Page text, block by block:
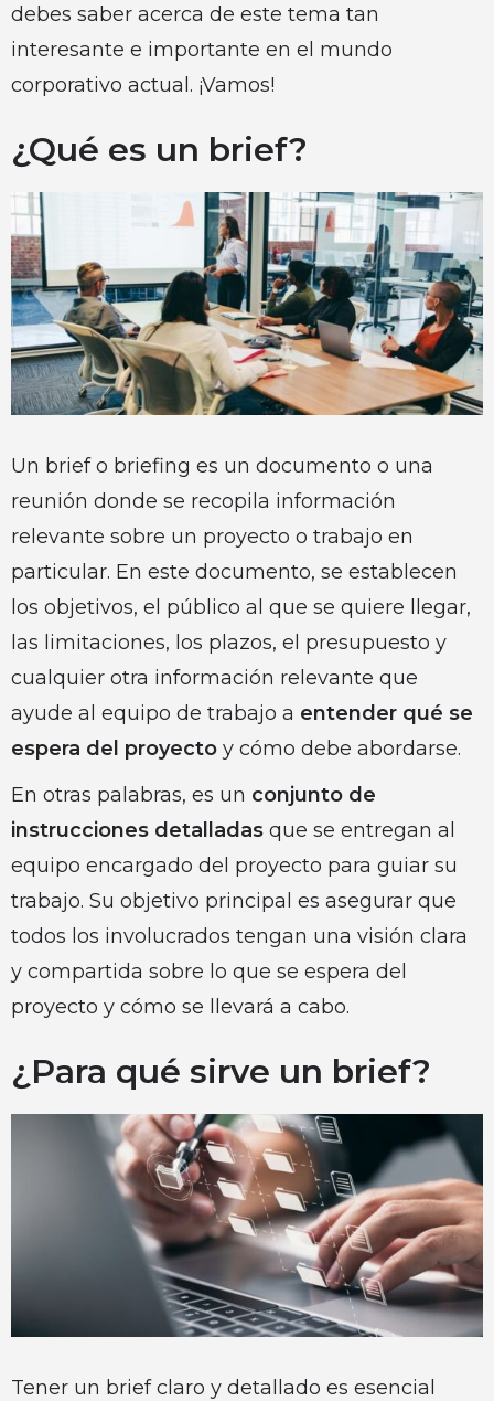
debes saber acerca de este tema tan
interesante e importante en el mundo
corporativo actual. ¡Vamos!
¿Qué es un brief?
Un brief o briefing es un documento o una
reunión donde se recopila información
relevante sobre un proyecto o trabajo en
particular. En este documento, se establecen
los objetivos, el público al que se quiere llegar,
las limitaciones, los plazos, el presupuesto y
cualquier otra información relevante que
ayude al equipo de trabajo a entender qué se
espera del proyecto y cómo debe abordarse.
En otras palabras, es un conjunto de
instrucciones detalladas que se entregan al
equipo encargado del proyecto para guiar su
trabajo. Su objetivo principal es asegurar que
todos los involucrados tengan una visión clara
y compartida sobre lo que se espera del
proyecto y cómo se llevará a cabo.
¿Para qué sirve un brief?
Tener un brief claro y detallado es esencial